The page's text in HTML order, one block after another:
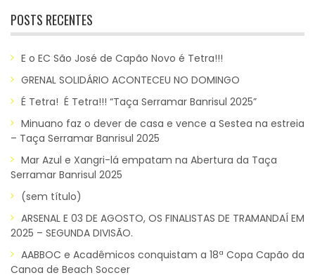
POSTS RECENTES
E o EC São José de Capão Novo é Tetra!!!
GRENAL SOLIDÁRIO ACONTECEU NO DOMINGO
É Tetra! É Tetra!!! “Taça Serramar Banrisul 2025”
Minuano faz o dever de casa e vence a Sestea na estreia
– Taça Serramar Banrisul 2025
Mar Azul e Xangri-lá empatam na Abertura da Taça
Serramar Banrisul 2025
(sem título)
ARSENAL E 03 DE AGOSTO, OS FINALISTAS DE TRAMANDAÍ EM
2025 – SEGUNDA DIVISÃO.
AABBOC e Acadêmicos conquistam a 18ª Copa Capão da
Canoa de Beach Soccer